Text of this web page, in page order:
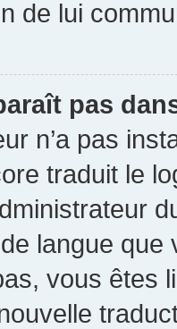
de lui
pas
n’a pas
traduit le
langue
vous êtes